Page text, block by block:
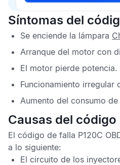
Síntomas del
Se enciende la lámpara
Arranque del motor con
El motor pierde potencia.
Funcionamiento irregular
Aumento del consumo
Causas del código
El código de falla P120C
a lo siguiente:
El circuito de los